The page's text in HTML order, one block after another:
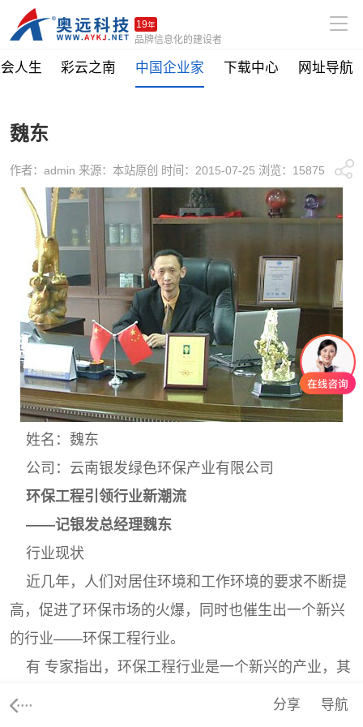
19年
品牌信息化的建设者
人生 彩云之南 中国企业家 下载中心 网址导航
魏东
作者：admin 来源：本站原创 时间：2015-07-25 浏览：15875
姓名：魏东
公司：云南银发绿色环保产业有限公司
环保工程引领行业新潮流
——记银发总经理魏东
行业现状
近几年，人们对居住环境和工作环境的要求不断提
高，促进了环保市场的火爆，同时也催生出一个新兴
的行业——环保工程行业。
有 专家指出，环保工程行业是一个新兴的产业，其
市场空间广阔，发展前景十分良好。但目前国内环保
导航
分享